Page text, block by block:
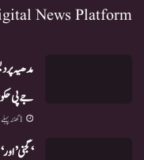
News Platform
مدھیہ
جے پی
1 گھنٹہ پہلے